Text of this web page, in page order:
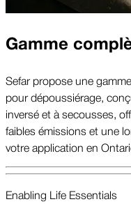
Gamme
Sefar propose une
pour dépoussiérage,
inversé et à secousses,
faibles émissions et une
votre application en
Enabling Life Essentials